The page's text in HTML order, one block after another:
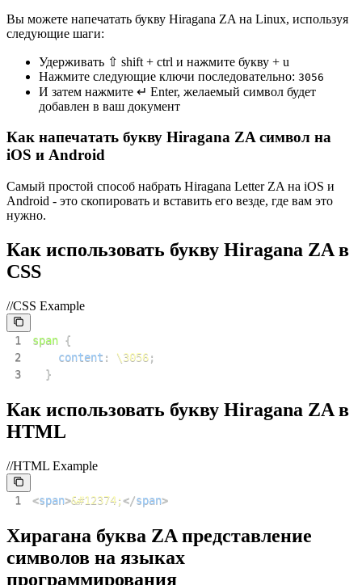
Вы можете напечатать букву Hiragana ZA на Linux, используя
следующие шаги:
Удерживать ⇧ shift + ctrl и нажмите букву + u
Нажмите следующие ключи последовательно: 3056
И затем нажмите ↵ Enter, желаемый символ будет
добавлен в ваш документ
Как напечатать букву Hiragana ZA символ на
iOS и Android
Самый простой способ набрать Hiragana Letter ZA на iOS и
Android - это скопировать и вставить его везде, где вам это
нужно.
Как использовать букву Hiragana ZA в
CSS
//CSS Example
1 span {
2
content : \3056;
3
}
Как использовать букву Hiragana ZA в
HTML
//HTML Example
1 <span>&#12374;</span>
Хирагана буква ZA представление
символов на языках
программирования